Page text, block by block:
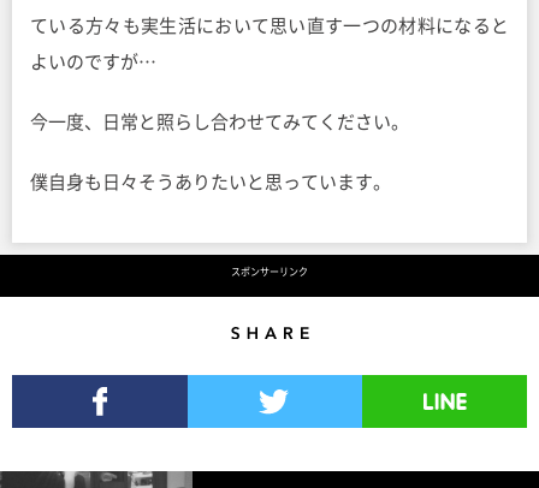
ている方々も実生活において思い直す一つの材料になると
よいのですが…
今一度、日常と照らし合わせてみてください。
僕自身も日々そうありたいと思っています。
スポンサーリンク